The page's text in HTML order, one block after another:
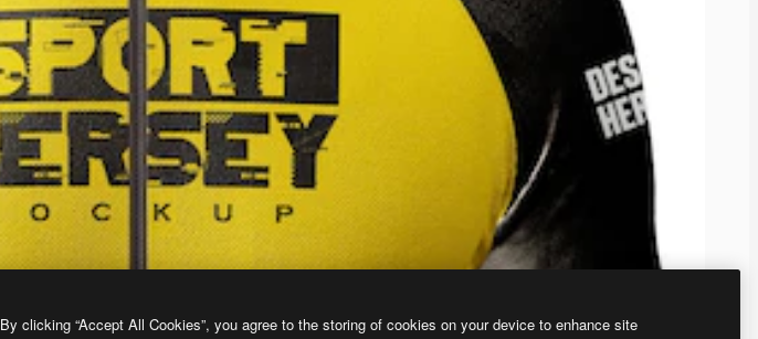
By clicking “Accept All Cookies”, you agree to the storing of cookies on your device to enhance site